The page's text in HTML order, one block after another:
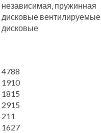
независимая, пружинная
дисковые вентилируемые
дисковые
4788
1910
1815
2915
211
1627